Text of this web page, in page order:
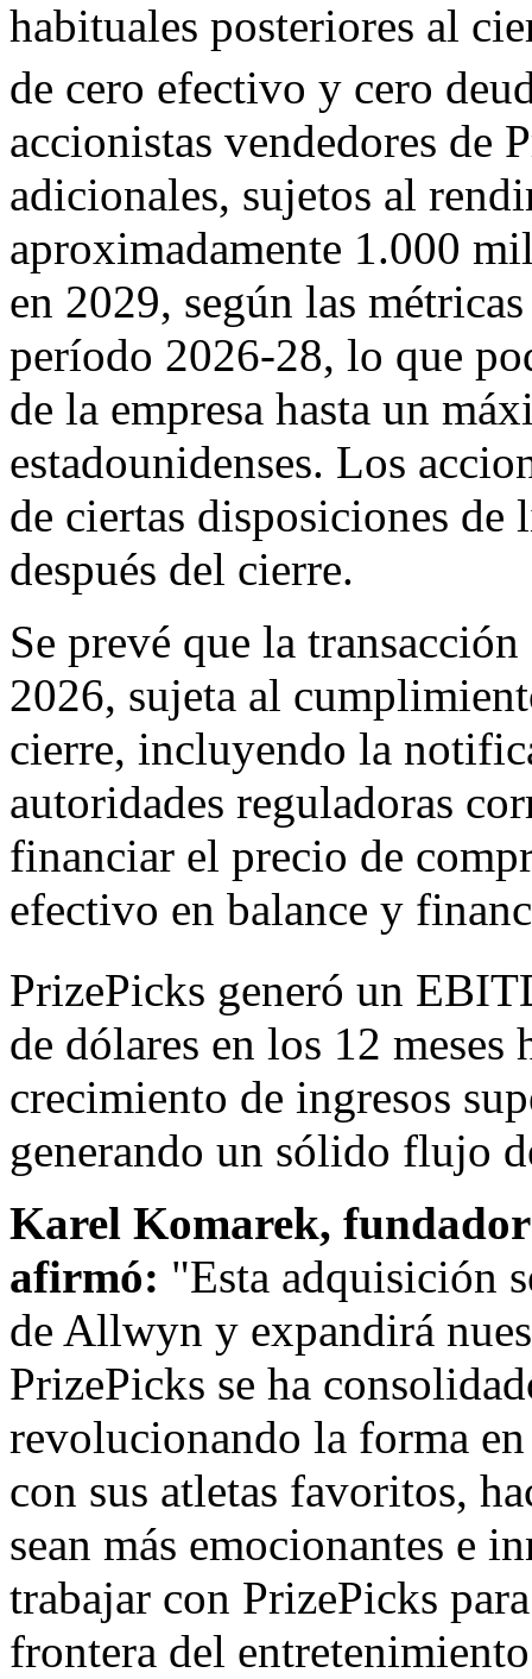
habituales posteriores al
de cero efectivo y cero
accionistas vendedores de
adicionales, sujetos al
aproximadamente 1.000
en 2029, según las
período 2026-28, lo que
de la empresa hasta un
estadounidenses. Los
de ciertas disposiciones
después del cierre.
Se prevé que la
2026, sujeta al
cierre, incluyendo la
autoridades reguladoras
financiar el precio de
efectivo en balance y
PrizePicks generó un
de dólares en los 12
crecimiento de ingresos
generando un sólido flujo
Karel Komarek,
afirmó: "Esta adquisición
de Allwyn y expandirá
PrizePicks se ha
revolucionando la forma
con sus atletas favoritos,
sean más emocionantes e
trabajar con PrizePicks
frontera del